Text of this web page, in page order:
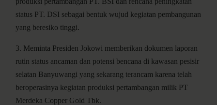
status PT. DSI sebagai bentuk wujud kegiatan pembangunan
yang beresiko tinggi.
3. Meminta Presiden Jokowi memberikan dokumen laporan
rutin status ancaman dan potensi bencana di kawasan pesisir
selatan Banyuwangi yang sekarang terancam karena telah
beroperasinya kegiatan produksi pertambangan milik PT
Merdeka Copper Gold Tbk.